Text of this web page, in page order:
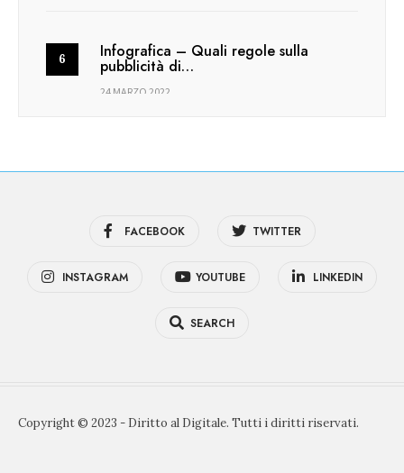
Infografica – Quali regole sulla
pubblicità di…
24 MARZO 2022
FACEBOOK TWITTER
INSTAGRAM YOUTUBE LINKEDIN
SEARCH
Copyright © 2023 - Diritto al Digitale. Tutti i diritti riservati.